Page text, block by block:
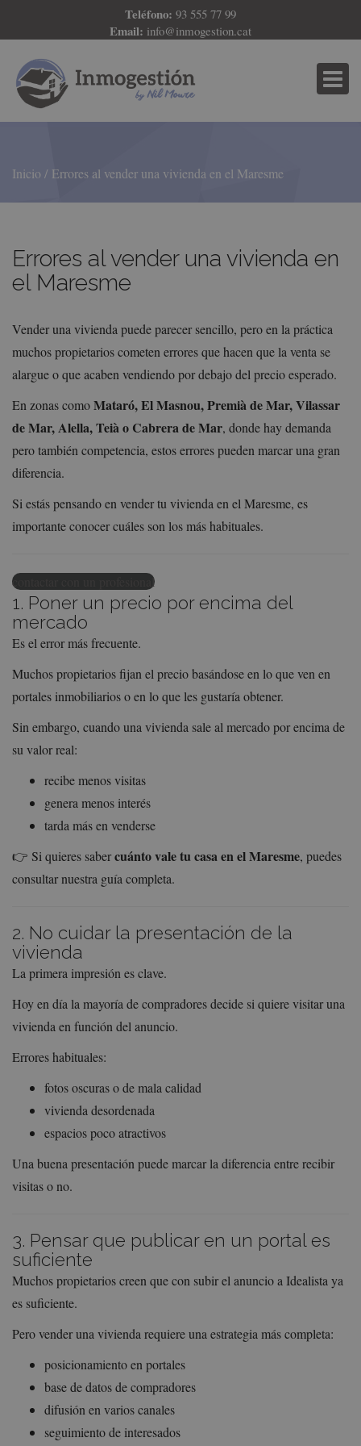
Teléfono: 93 555 77 99
Email: info@inmogestion.cat
Inicio Errores al vender una vivienda en el Maresme
Errores al vender una vivienda en
el Maresme
Vender una vivienda puede parecer sencillo, pero en la práctica
muchos propietarios cometen errores que hacen que la venta se
alargue o que acaben vendiendo por debajo del precio esperado.
En zonas comoMataró, El Masnou, Premià de Mar, Vilassar
de Mar, Alella, Teià o Cabrera de Mar, donde hay demanda
pero también competencia, estos errores pueden marcar una gran
diferencia.
Si estás pensando en vender tu vivienda en el Maresme, es
importante conocer cuáles son los más habituales.
contactar con un profesional
1. Poner un precio por encima del
mercado
Es el error más frecuente.
Muchos propietarios fijan el precio basándose en lo que ven en
portales inmobiliarios o en lo que les gustaría obtener.
Sin embargo, cuando una vivienda sale al mercado por encima de
su valor real:
recibe menos visitas
genera menos interés
tarda más en venderse
👉 Si quieres sabercuánto vale tu casa en el Maresme, puedes
consultar nuestra guía completa.
2. No cuidar la presentación de la
vivienda
La primera impresión es clave.
Hoy en día la mayoría de compradores decide si quiere visitar una
vivienda en función del anuncio.
Errores habituales:
fotos oscuras o de mala calidad
vivienda desordenada
espacios poco atractivos
Una buena presentación puede marcar la diferencia entre recibir
visitas o no.
3. Pensar que publicar en un portal es
suficiente
Muchos propietarios creen que con subir el anuncio a Idealista ya
es suficiente.
Pero vender una vivienda requiere una estrategia más completa:
posicionamiento en portales
base de datos de compradores
difusión en varios canales
seguimiento de interesados